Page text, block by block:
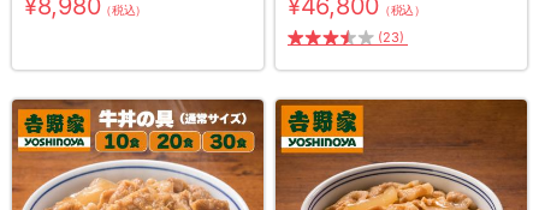
¥8,980（税込） ¥46,800（税込）
(23)